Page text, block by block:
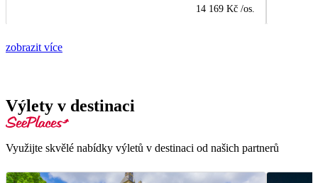
14 169 Kč /os.
zobrazit více
Výlety v destinaci
Využijte skvělé nabídky výletů v destinaci od našich partnerů